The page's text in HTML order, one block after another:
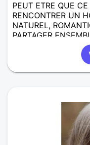
PEUT ETRE QUE
RENCONTRER UN
NATUREL,
PARTAGER
CONFIANCE, LA